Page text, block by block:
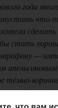
года
что-
сделать
стать
—
тёмно-
пеной,
с нотами